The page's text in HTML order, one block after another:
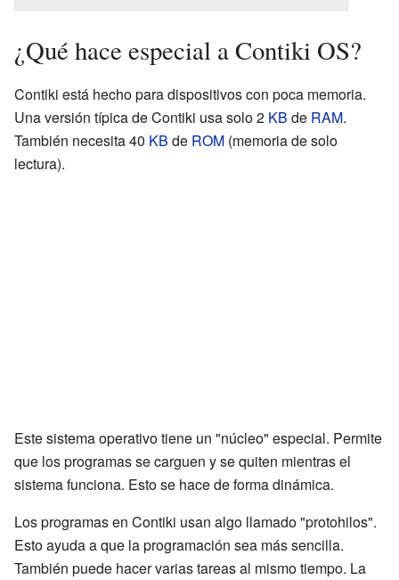
¿Qué hace especial a Contiki OS?
Contiki está hecho para dispositivos con poca memoria.
Una versión típica de Contiki usa solo 2 KB de RAM.
También necesita 40 KB de ROM (memoria de solo
lectura).
Este sistema operativo tiene un "núcleo" especial. Permite
que los programas se carguen y se quiten mientras el
sistema funciona. Esto se hace de forma dinámica.
Los programas en Contiki usan algo llamado "protohilos".
Esto ayuda a que la programación sea más sencilla.
También puede hacer varias tareas al mismo tiempo. La